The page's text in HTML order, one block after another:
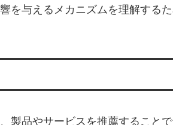
を与えるメカニズムを理解する
製品やサービスを推薦すること